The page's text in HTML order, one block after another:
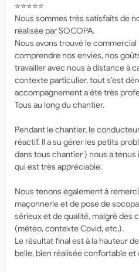
⭐️⭐️⭐️⭐️⭐️
Nous sommes très satisfaits de
réalisée par SOCOPA.
Nous avons trouvé le commercial
comprendre nos envies, nos
travailler avec nous à distance à
contexte particulier, tout s’est
accompagnement a été très
Tous au long du chantier.
Pendant le chantier, le
réactif. Il a su gérer les petits
dans tous chantier ) nous a
qui est très appréciable.
Nous tenons également à
maçonnerie et de pose de
sérieux et de qualité, malgré des
(météo, contexte Covid, etc.).
Le résultat final est à la hauteur
belle, bien réalisée confortable